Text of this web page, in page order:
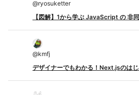
@ryosuketter
【図解】1から学ぶ JavaScript の 非
@kmfj
デザイナーでもわかる！Next.jsのは